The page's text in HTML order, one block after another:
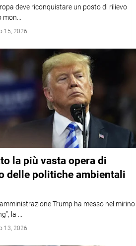
deve riconquistare un posto di rilievo
15, 2026
la più vasta opera di
delle politiche ambientali
Trump ha messo nel mirino
la …
13, 2026